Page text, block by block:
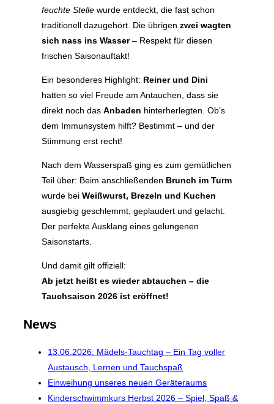
feuchte Stelle wurde entdeckt, die fast schon
traditionell dazugehört. Die übrigen zwei wagten
sich nass ins Wasser– Respekt für diesen
frischen Saisonauftakt!
Ein besonderes Highlight: Reiner und Dini
hatten so viel Freude am Antauchen, dass sie
direkt noch das Anbaden hinterherlegten. Ob’s
dem Immunsystem hilft? Bestimmt – und der
Stimmung erst recht!
Nach dem Wasserspaß ging es zum gemütlichen
Teil über: Beim anschließenden Brunch im Turm
wurde bei Weißwurst, Brezeln und Kuchen
ausgiebig geschlemmt, geplaudert und gelacht.
Der perfekte Ausklang eines gelungenen
Saisonstarts.
Und damit gilt offiziell:
Ab jetzt heißt es wieder abtauchen – die
Tauchsaison 2026 ist eröffnet!
News
13.06.2026: Mädels-Tauchtag – Ein Tag voller
Austausch, Lernen und Tauchspaß
Einweihung unseres neuen Geräteraums
Kinderschwimmkurs Herbst 2026 – Spiel, Spaß &